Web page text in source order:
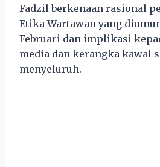
Fadzil berkenaan rasional
Etika Wartawan yang
Februari dan implikasi
media dan kerangka kawal
menyeluruh.